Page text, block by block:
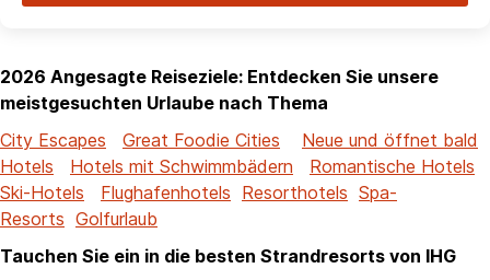
2026 Angesagte Reiseziele: Entdecken Sie unsere
meistgesuchten Urlaube nach Thema
City Escapes
Great Foodie Cities
Neue und öffnet bald
Hotels
Hotels mit Schwimmbädern
Romantische Hotels
Ski-Hotels
Flughafenhotels Resorthotels Spa-
Resorts Golfurlaub
Tauchen Sie ein in die besten Strandresorts von IHG